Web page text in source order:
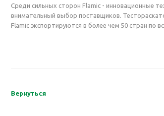
Среди сильных сторон Flamic - инновационные
внимательный выбор поставщиков.
Flamic экспортируются в более чем 50 стран по
Вернуться